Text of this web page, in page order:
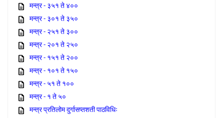
मन्त्र - ३५१ ते ४००
मन्त्र - ३०१ ते ३५०
मन्त्र - २५१ ते ३००
मन्त्र - २०१ ते २५०
मन्त्र - १५१ ते २००
मन्त्र - १०१ ते १५०
मन्त्र - ५१ ते १००
मन्त्र - १ ते ५०
मन्त्र प्रतिलोम दुर्गासप्तशती पाठविधिः